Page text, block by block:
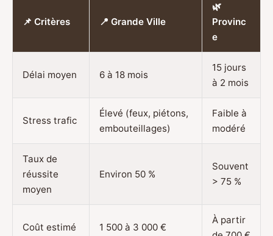
📌 Critères 📍 Grande Ville
🌿
Provinc
e
Délai moyen 6 à 18 mois
15 jours
à 2 mois
Stress trafic
Élevé (feux, piétons,
embouteillages)
Faible à
modéré
Taux de
réussite
moyen
Environ 50 %
Souvent
> 75 %
Coût estimé 1 500 à 3 000 €
À partir